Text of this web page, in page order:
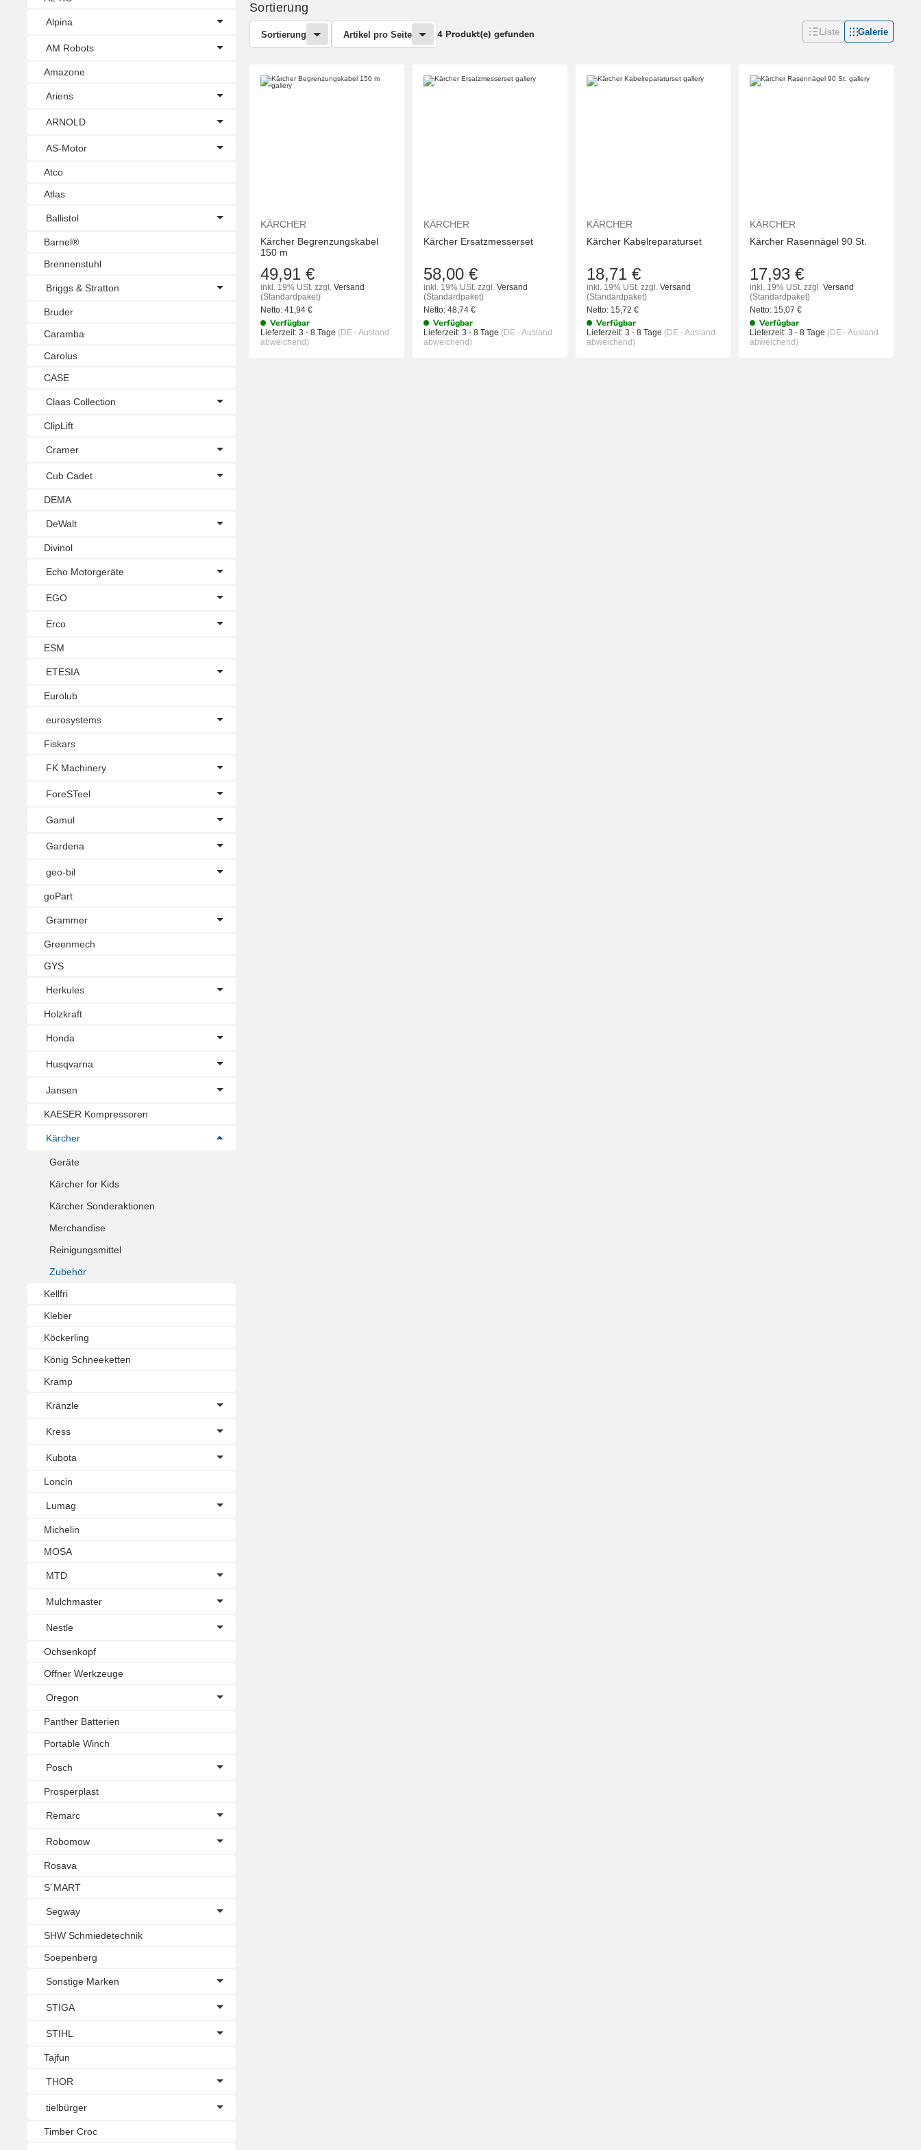
Sortierung
Sortierung Artikel pro Seite 4 Produkt(e) gefunden Liste Galerie
KÄRCHER
Kärcher Begrenzungskabel
150 m
49,91 €
inkl. 19% USt. zzgl. Versand
(Standardpaket)
Netto: 41,94 €
Verfügbar
Lieferzeit: 3 - 8 Tage (DE - Ausland
abweichend)
KÄRCHER
Kärcher Ersatzmesserset
58,00 €
inkl. 19% USt. zzgl. Versand
(Standardpaket)
Netto: 48,74 €
Verfügbar
Lieferzeit: 3 - 8 Tage (DE - Ausland
abweichend)
KÄRCHER
Kärcher Kabelreparaturset
18,71 €
inkl. 19% USt. zzgl. Versand
(Standardpaket)
Netto: 15,72 €
Verfügbar
Lieferzeit: 3 - 8 Tage (DE - Ausland
abweichend)
KÄRCHER
Kärcher Rasennägel 90 St.
17,93 €
inkl. 19% USt. zzgl. Versand
(Standardpaket)
Netto: 15,07 €
Verfügbar
Lieferzeit: 3 - 8 Tage (DE - Ausland
abweichend)
Alpina
AM Robots
Amazone
Ariens
ARNOLD
AS-Motor
Atco
Atlas
Ballistol
Barnel®
Brennenstuhl
Briggs & Stratton
Bruder
Caramba
Carolus
CASE
Claas Collection
ClipLift
Cramer
Cub Cadet
DEMA
DeWalt
Divinol
Echo Motorgeräte
EGO
Erco
ESM
ETESIA
Eurolub
eurosystems
Fiskars
FK Machinery
ForeSTeel
Gamul
Gardena
geo-bil
goPart
Grammer
Greenmech
GYS
Herkules
Holzkraft
Honda
Husqvarna
Jansen
KAESER Kompressoren
Kärcher
Geräte
Kärcher for Kids
Kärcher Sonderaktionen
Merchandise
Reinigungsmittel
Zubehör
Kellfri
Kleber
Köckerling
König Schneeketten
Kramp
Kränzle
Kress
Kubota
Loncin
Lumag
Michelin
MOSA
MTD
Mulchmaster
Nestle
Ochsenkopf
Offner Werkzeuge
Oregon
Panther Batterien
Portable Winch
Posch
Prosperplast
Remarc
Robomow
Rosava
S`MART
Segway
SHW Schmiedetechnik
Soepenberg
Sonstige Marken
STIGA
STIHL
Tajfun
THOR
tielbürger
Timber Croc